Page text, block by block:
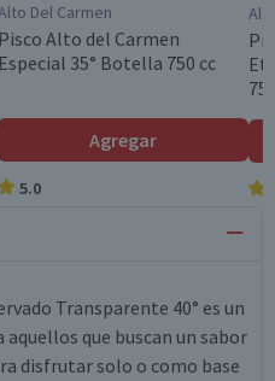
Del Carmen
Pisco Alto del Carmen
Especial 35° Botella 750 cc
Agregar
5.0
Transparente 40° es un
aquellos que buscan un sabor
disfrutar solo o como base